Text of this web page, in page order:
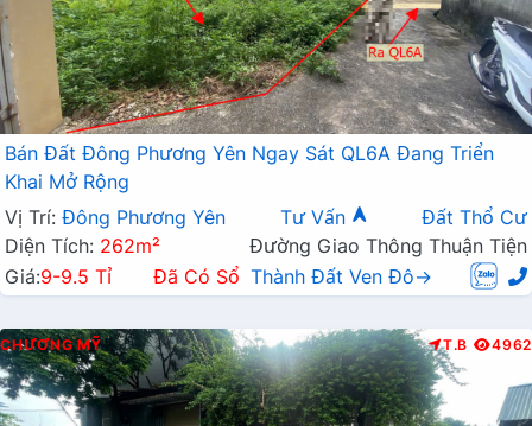
Bán Đất Đông Phương Yên Ngay Sát QL6A Đang Triển
Khai Mở Rộng
Vị Trí: Đông Phương Yên Tư Vấn
Đất Thổ Cư
Diện Tích: 262m²
Đường Giao Thông Thuận Tiện
Giá:9-9.5 Tỉ Đã Có Sổ Thành Đất Ven Đô→
CHƯƠNG MỸ T.B 4962